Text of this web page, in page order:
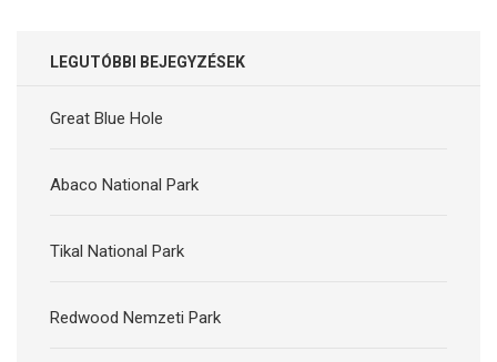
LEGUTÓBBI BEJEGYZÉSEK
Great Blue Hole
Abaco National Park
Tikal National Park
Redwood Nemzeti Park